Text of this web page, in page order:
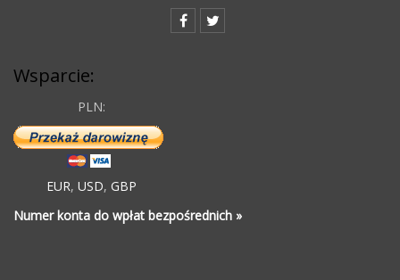
Wsparcie:
PLN:
EUR, USD, GBP
Numer konta do wpłat bezpośrednich »